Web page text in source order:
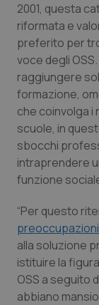
Friuli
Lazio
Liguria
Marche
Molise
Piemonte
Provincia
Diabete
Disturbi
Dolore
Donna &
Epatiti
HIV
Infezioni
2001, questa
riformata e
preferito per
voce degli
raggiungere
formazione,
che coinvolga
scuole, in
sbocchi
intraprendere
funzione
“Per questo
alla soluzione
istituire la
OSS a seguito
abbiano